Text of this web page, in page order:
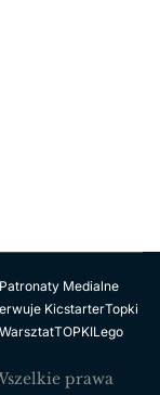
Medialne
KicstarterTopki
TOPKILego
prawa